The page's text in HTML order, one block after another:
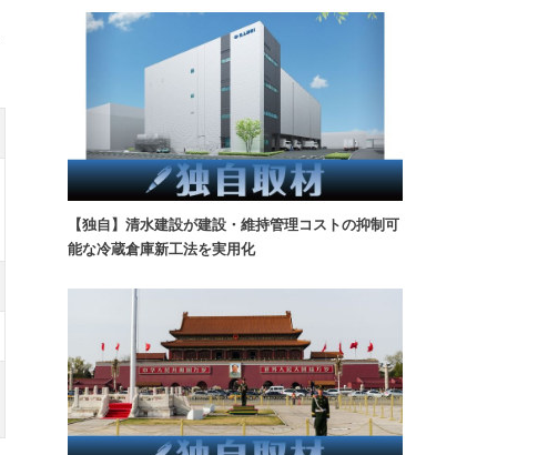
【独自】清水建設が建設・維持管理コストの抑制可
能な冷蔵倉庫新工法を実用化